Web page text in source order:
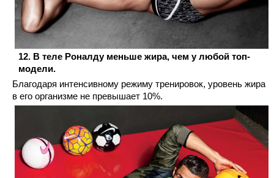
В теле Роналду меньше жира, чем у любой топ-
модели.
Благодаря интенсивному режиму тренировок, уровень жира
в его организме не превышает 10%.